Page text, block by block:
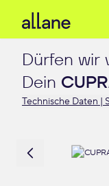
Dürfen wir
Dein
Technische Daten |